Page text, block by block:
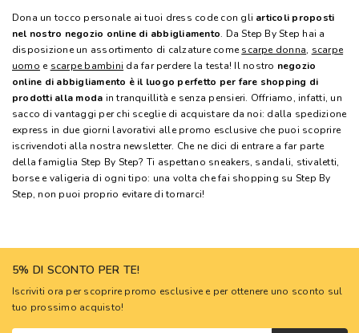
Dona un tocco personale ai tuoi dress code con gli articoli proposti
nel nostro negozio online di abbigliamento. Da Step By Step hai a
disposizione un assortimento di calzature comescarpe donna, scarpe
uomo e scarpe bambini da far perdere la testa! Il nostro negozio
online di abbigliamento è il luogo perfetto per fare shopping di
prodotti alla moda in tranquillità e senza pensieri. Offriamo, infatti, un
sacco di vantaggi per chi sceglie di acquistare da noi: dalla spedizione
express in due giorni lavorativi alle promo esclusive che puoi scoprire
iscrivendoti alla nostra newsletter. Che ne dici di entrare a far parte
della famiglia Step By Step? Ti aspettano sneakers, sandali, stivaletti,
borse e valigeria di ogni tipo: una volta che fai shopping su Step By
Step, non puoi proprio evitare di tornarci!
5% DI SCONTO PER TE!
Iscriviti ora per scoprire promo esclusive e per ottenere uno sconto sul
tuo prossimo acquisto!